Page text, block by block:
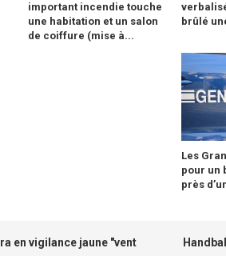
important incendie touche
une habitation et un salon
de coiffure (mise à...
brûlé
Les
pour un
près
en vigilance jaune "vent